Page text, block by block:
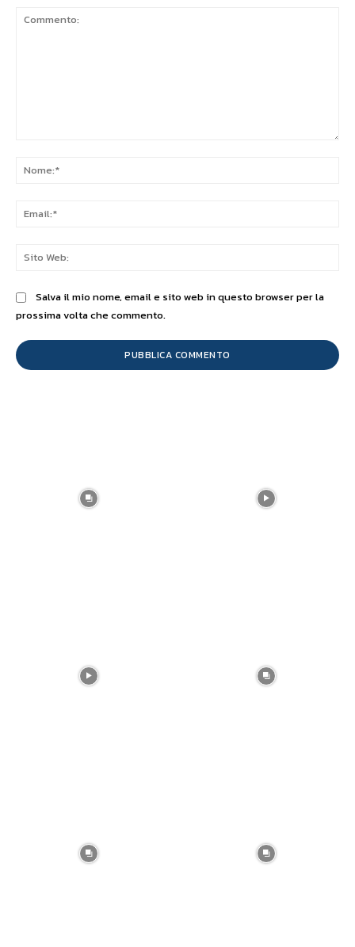
Salva il mio nome, email e sito web in questo browser per la
prossima volta che commento.